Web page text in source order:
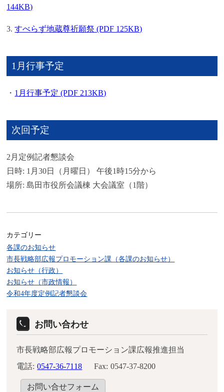
144KB)
3.すべらず地蔵尊祈願祭 (PDF 125KB)
1月行事予定
・ 1月行事予定 (PDF 213KB)
次回予定
2月定例記者懇談会
日時: 1月30日（月曜日） 午後1時15分から
場所: 島田市役所会議棟 大会議室（1階）
カテゴリー
各課のお知らせ
市長戦略部広報プロモーション課（各課のお知らせ）
お知らせ（行政）
お知らせ（市政情報）
令和4年度定例記者懇談会
お問い合わせ
市長戦略部広報プロモーション課広報推進担当
電話: 0547-36-7118 Fax: 0547-37-8200
お問い合せフォーム